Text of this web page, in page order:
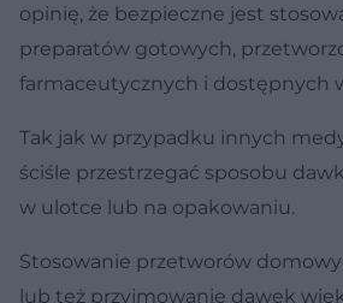
opinię, że bezpieczne jest
preparatów gotowych,
farmaceutycznych i dostępnych
Tak jak w przypadku innych
ściśle przestrzegać sposobu
w ulotce lub na opakowaniu.
Stosowanie przetworów
lub też przyjmowanie dawek